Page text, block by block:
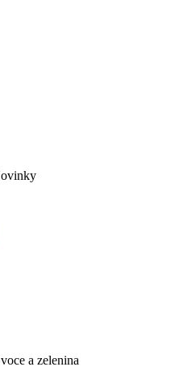
a zelenina